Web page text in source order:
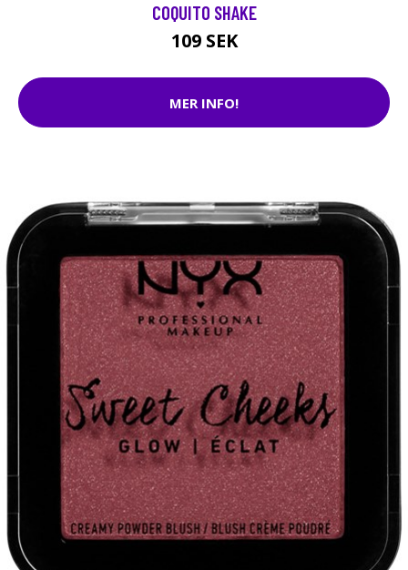
COQUITO SHAKE
109 SEK
MER INFO!